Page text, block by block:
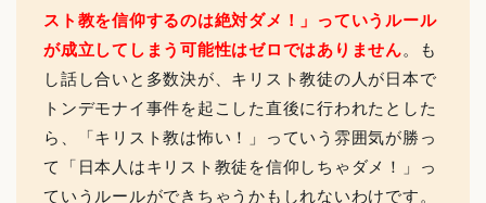
スト教を信仰するのは絶対ダメ！」
っていうルール
が成立してしまう可能性はゼロではありません。も
し話し合いと多数決が、キリスト教徒の人が日本で
トンデモナイ事件を起こした直後に行われたとした
ら、「キリスト教は怖い！」っていう雰囲気が勝っ
て「日本人はキリスト教徒を信仰しちゃダメ！」っ
ていうルールができちゃうかもしれないわけです。